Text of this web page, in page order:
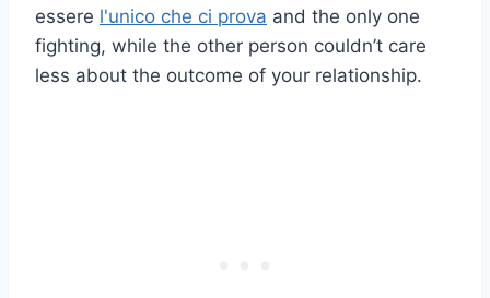
essere l'unico che ci prova and the only one
fighting, while the other person couldn’t care
less about the outcome of your relationship.